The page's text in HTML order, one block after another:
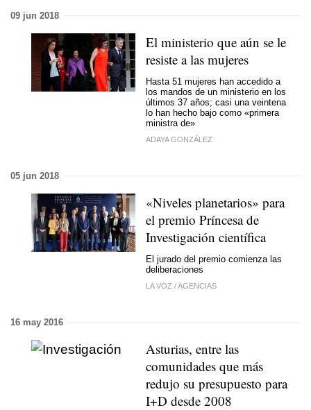
09 jun 2018
El ministerio que aún se le
resiste a las mujeres
Hasta 51 mujeres han accedido a
los mandos de un ministerio en los
últimos 37 años; casi una veintena
lo han hecho bajo como «primera
ministra de»
ADAYA GONZÁLEZ
05 jun 2018
«Niveles planetarios» para
el premio Príncesa de
Investigación científica
El jurado del premio comienza las
deliberaciones
LA VOZ /AGENCIAS
16 may 2016
Asturias, entre las
comunidades que más
redujo su presupuesto para
I+D desde 2008